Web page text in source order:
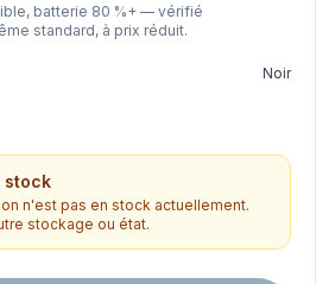
batterie 80 %+ — vérifié
standard, à prix réduit.
Noir
stock
n'est pas en stock actuellement.
stockage ou état.